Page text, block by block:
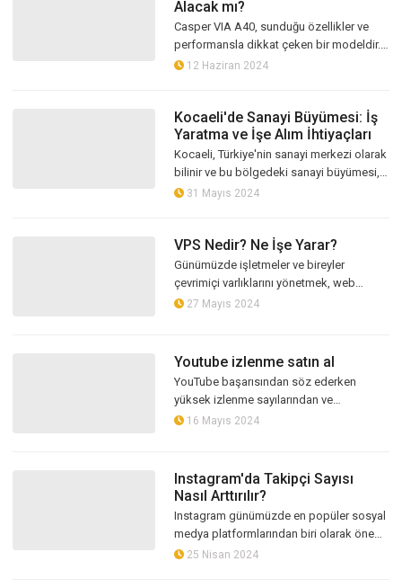
Alacak mı?
Casper VIA A40, sunduğu özellikler ve
performansla dikkat çeken bir modeldir.
Kullanıcılar arasında merak edilen
12 Haziran 2024
Kocaeli'de Sanayi Büyümesi: İş
Yaratma ve İşe Alım İhtiyaçları
Kocaeli, Türkiye'nin sanayi merkezi olarak
bilinir ve bu bölgedeki sanayi büyümesi,
yerel ekonomi üzerinde büyük bir etkiye
31 Mayıs 2024
VPS Nedir? Ne İşe Yarar?
Günümüzde işletmeler ve bireyler
çevrimiçi varlıklarını yönetmek, web
sitelerini barındırmak veya özel
27 Mayıs 2024
Youtube izlenme satın al
YouTube başarısından söz ederken
yüksek izlenme sayılarından ve
etkileşimden bahsetmemek mümkün
16 Mayıs 2024
Instagram'da Takipçi Sayısı
Nasıl Arttırılır?
Instagram günümüzde en popüler sosyal
medya platformlarından biri olarak öne
çıkıyor. Kişisel bir marka, bir işletme veya
25 Nisan 2024